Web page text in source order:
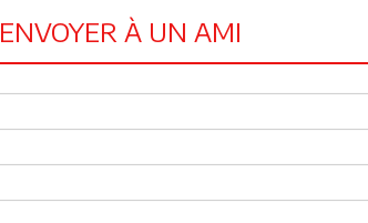
ENVOYER À UN AMI